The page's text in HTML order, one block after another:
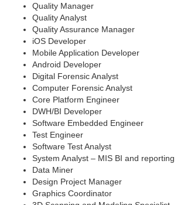
Quality Manager
Quality Analyst
Quality Assurance Manager
iOS Developer
Mobile Application Developer
Android Developer
Digital Forensic Analyst
Computer Forensic Analyst
Core Platform Engineer
DWH/BI Developer
Software Embedded Engineer
Test Engineer
Software Test Analyst
System Analyst – MIS BI and reporting
Data Miner
Design Project Manager
Graphics Coordinator